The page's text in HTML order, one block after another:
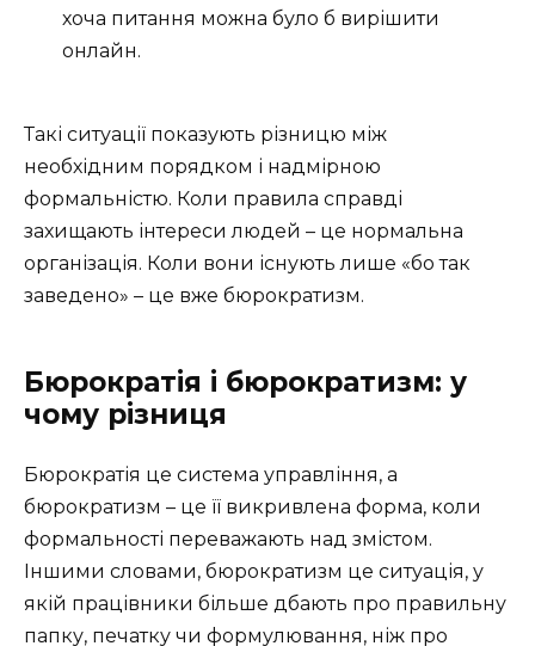
хоча питання можна було б вирішити
онлайн.
Такі ситуації показують різницю між
необхідним порядком і надмірною
формальністю. Коли правила справді
захищають інтереси людей – це нормальна
організація. Коли вони існують лише «бо так
заведено» – це вже бюрократизм.
Бюрократія і бюрократизм: у
чому різниця
Бюрократія це система управління, а
бюрократизм – це її викривлена форма, коли
формальності переважають над змістом.
Іншими словами, бюрократизм це ситуація, у
якій працівники більше дбають про правильну
папку, печатку чи формулювання, ніж про